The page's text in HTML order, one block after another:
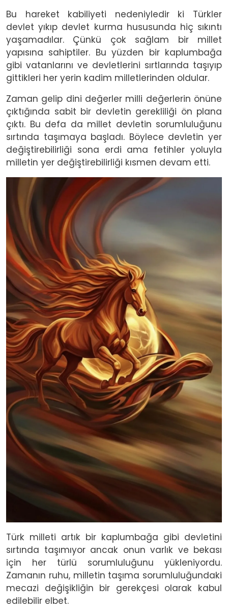
Bu hareket kabiliyeti nedeniyledir ki Türkler
devlet yıkıp devlet kurma hususunda hiç sıkıntı
yaşamadılar. Çünkü çok sağlam bir millet
yapısına sahiptiler. Bu yüzden bir kaplumbağa
gibi vatanlarını ve devletlerini sırtlarında taşıyıp
gittikleri her yerin kadim milletlerinden oldular.
Zaman gelip dini değerler milli değerlerin önüne
çıktığında sabit bir devletin gerekliliği ön plana
çıktı. Bu defa da millet devletin sorumluluğunu
sırtında taşımaya başladı. Böylece devletin yer
değiştirebilirliği sona erdi ama fetihler yoluyla
milletin yer değiştirebilirliği kısmen devam etti.
Image
Türk milleti artık bir kaplumbağa gibi devletini
sırtında taşımıyor ancak onun varlık ve bekası
için her türlü sorumluluğunu yükleniyordu.
Zamanın ruhu, milletin taşıma sorumluluğundaki
mecazi değişikliğin bir gerekçesi olarak kabul
edilebilir elbet.